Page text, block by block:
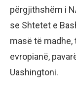
përgjithshëm i
se Shtetet e
masë të madhe,
evropianë,
Uashingtoni.